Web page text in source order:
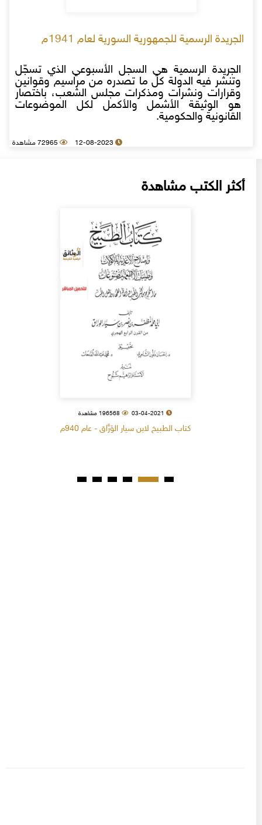
الجريدة الرسمية للجمهورية السورية لعام 1941م
الجريدة الرسمية هي السجل الأسبوعي الذي تسجّل
وتنشر فيه الدولة كل ما تصدره من مراسيم وقوانين
وقرارات ونشرات ومذكرات مجلس الشعب، باختصار
هو الوثيقة الأشمل والأكمل لكل الموضوعات
القانونية والحكومية.
12-08-2023 72965 مشاهدة
أكثر الكتب مشاهدة
03-04-2021 196568 مشاهدة
كتاب الطبيخ لابن سيار الوَرَّاق - عام 940م